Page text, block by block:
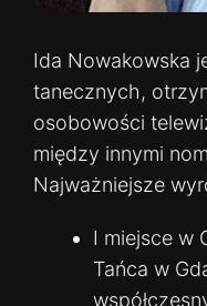
Ida Nowakowska
tanecznych,
osobowości
między innymi
Najważniejsze
I miejsce w
Tańca w